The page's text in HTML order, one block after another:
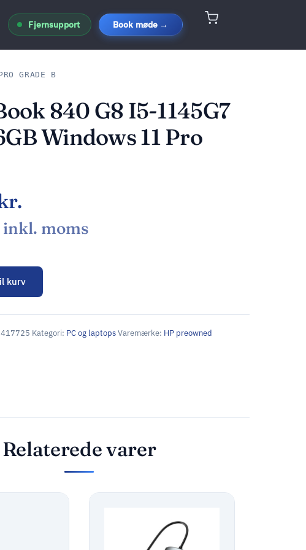
Fjernsupport Book møde →
GRADE B
840 G8 I5-1145G7
Windows 11 Pro
inkl. moms
kurv
Kategori: PC og laptopsVaremærke: HP preowned
Relaterede varer